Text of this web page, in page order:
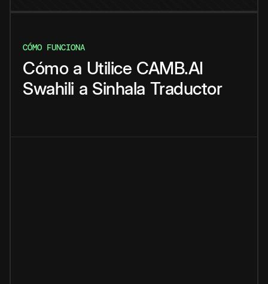
CÓMO FUNCIONA
Cómo a Utilice CAMB.AI
Swahili a Sinhala Traductor